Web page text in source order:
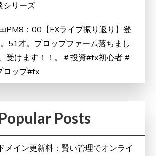
シリーズ
PM8：00【FXライブ振り返り】登
51才。プロップファーム落ちまし
受けます！！。＃投資#fx初心者 #
ロップ#fx
Popular Posts
メイン更新料：賢い管理でオンライ